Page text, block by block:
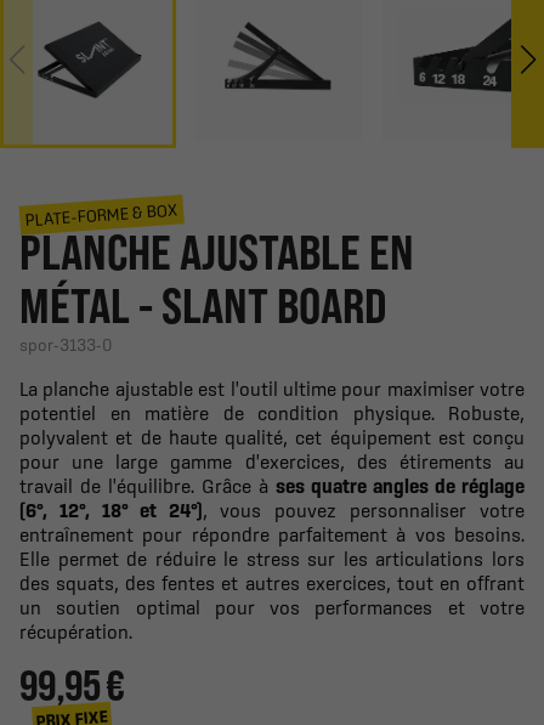
PLATE-FORME & BOX
PLANCHE AJUSTABLE EN
MÉTAL - SLANT BOARD
spor-3133-0
La planche ajustable est l'outil ultime pour maximiser votre
potentiel en matière de condition physique. Robuste,
polyvalent et de haute qualité, cet équipement est conçu
pour une large gamme d'exercices, des étirements au
travail de l'équilibre. Grâce à ses quatre angles de réglage
(6°, 12°, 18° et 24°), vous pouvez personnaliser votre
entraînement pour répondre parfaitement à vos besoins.
Elle permet de réduire le stress sur les articulations lors
des squats, des fentes et autres exercices, tout en offrant
un soutien optimal pour vos performances et votre
récupération.
99,95 €
PRIX FIXE